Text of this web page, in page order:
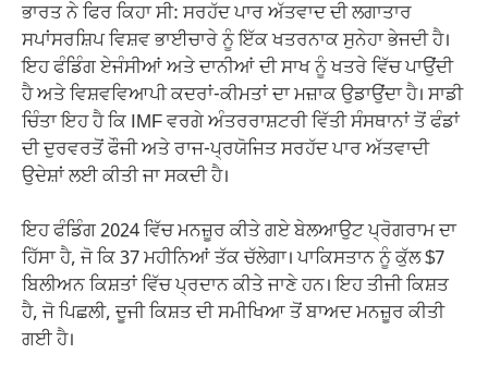
ਭਾਰਤ ਨੇ ਫਿਰ ਕਿਹਾ ਸੀ: ਸਰਹੱਦ ਪਾਰ ਅੱਤਵਾਦ ਦੀ ਲਗਾਤਾਰ
ਸਪਾਂਸਰਸ਼ਿਪ ਵਿਸ਼ਵ ਭਾਈਚਾਰੇ ਨੂੰ ਇੱਕ ਖਤਰਨਾਕ ਸੁਨੇਹਾ ਭੇਜਦੀ ਹੈ।
ਇਹ ਫੰਡਿੰਗ ਏਜੰਸੀਆਂ ਅਤੇ ਦਾਨੀਆਂ ਦੀ ਸਾਖ ਨੂੰ ਖਤਰੇ ਵਿੱਚ ਪਾਉਂਦੀ
ਹੈ ਅਤੇ ਵਿਸ਼ਵਵਿਆਪੀ ਕਦਰਾਂ-ਕੀਮਤਾਂ ਦਾ ਮਜ਼ਾਕ ਉਡਾਉਂਦਾ ਹੈ। ਸਾਡੀ
ਚਿੰਤਾ ਇਹ ਹੈ ਕਿ IMF ਵਰਗੇ ਅੰਤਰਰਾਸ਼ਟਰੀ ਵਿੱਤੀ ਸੰਸਥਾਨਾਂ ਤੋਂ ਫੰਡਾਂ
ਦੀ ਦੁਰਵਰਤੋਂ ਫੌਜੀ ਅਤੇ ਰਾਜ-ਪ੍ਰਯੋਜਿਤ ਸਰਹੱਦ ਪਾਰ ਅੱਤਵਾਦੀ
ਉਦੇਸ਼ਾਂ ਲਈ ਕੀਤੀ ਜਾ ਸਕਦੀ ਹੈ।
ਇਹ ਫੰਡਿੰਗ 2024 ਵਿੱਚ ਮਨਜ਼ੂਰ ਕੀਤੇ ਗਏ ਬੇਲਆਉਟ ਪ੍ਰੋਗਰਾਮ ਦਾ
ਹਿੱਸਾ ਹੈ, ਜੋ ਕਿ 37 ਮਹੀਨਿਆਂ ਤੱਕ ਚੱਲੇਗਾ। ਪਾਕਿਸਤਾਨ ਨੂੰ ਕੁੱਲ $7
ਬਿਲੀਅਨ ਕਿਸ਼ਤਾਂ ਵਿੱਚ ਪ੍ਰਦਾਨ ਕੀਤੇ ਜਾਣੇ ਹਨ। ਇਹ ਤੀਜੀ ਕਿਸ਼ਤ
ਹੈ, ਜੋ ਪਿਛਲੀ, ਦੂਜੀ ਕਿਸ਼ਤ ਦੀ ਸਮੀਖਿਆ ਤੋਂ ਬਾਅਦ ਮਨਜ਼ੂਰ ਕੀਤੀ
ਗਈ ਹੈ।